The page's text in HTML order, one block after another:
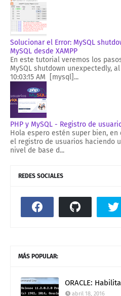
Solucionar el Error: MySQL
MySQL desde XAMPP
En este tutorial veremos los
MySQL shutdown unexpectedly,
10:03:15 AM [mysql]...
PHP y MySQL - Registro de
Hola espero estén super bien,
el registro de usuarios haciendo
nivel de base d...
REDES SOCIALES
MÁS POPULAR:
ORACLE:
abril 18, 2016